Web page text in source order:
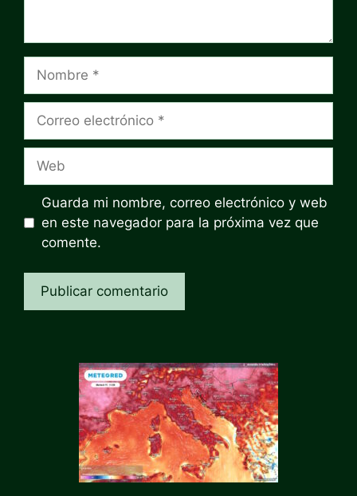
electrónico
Guarda mi nombre, correo electrónico y web
en este navegador para la próxima vez que
comente.